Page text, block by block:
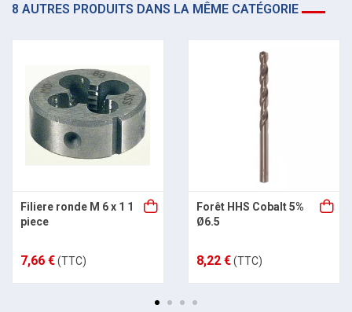
8 AUTRES PRODUITS DANS LA MÊME CATÉGORIE
Filiere ronde M 6 x 1 1
piece
7,66 €(TTC)
Forêt HHS Cobalt 5%
Ø6.5
8,22 €(TTC)